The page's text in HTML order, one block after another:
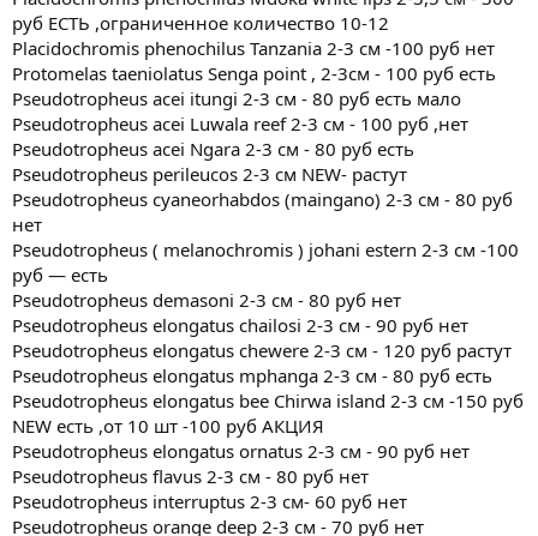
руб ЕСТЬ ,ограниченное количество 10-12
Placidochromis phenochilus Tanzania 2-3 см -100 руб нет
Protomelas taeniolatus Senga point , 2-3см - 100 руб есть
Pseudotropheus acei itungi 2-3 см - 80 руб есть мало
Pseudotropheus acei Luwala reef 2-3 см - 100 руб ,нет
Pseudotropheus acei Ngara 2-3 см - 80 руб есть
Pseudotropheus perileucos 2-3 см NEW- растут
Pseudotropheus cyaneorhabdos (maingano) 2-3 см - 80 руб
нет
Pseudotropheus ( melanochromis ) johani estern 2-3 см -100
руб — есть
Pseudotropheus demasoni 2-3 см - 80 руб нет
Pseudotropheus elongatus chailosi 2-3 см - 90 руб нет
Pseudotropheus elongatus chewere 2-3 см - 120 руб растут
Pseudotropheus elongatus mphanga 2-3 см - 80 руб есть
Pseudotropheus elongatus bee Chirwa island 2-3 см -150 руб
NEW есть ,от 10 шт -100 руб АКЦИЯ
Pseudotropheus elongatus ornatus 2-3 см - 90 руб нет
Pseudotropheus flavus 2-3 см - 80 руб нет
Pseudotropheus interruptus 2-3 см- 60 руб нет
Pseudotropheus orange deep 2-3 см - 70 руб нет